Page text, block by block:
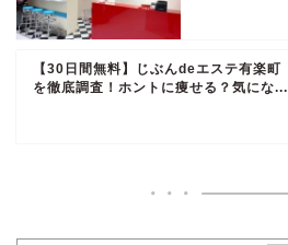
【30日間無料】じぶんdeエステ有楽町
を徹底調査！ホントに痩せる？気にな...